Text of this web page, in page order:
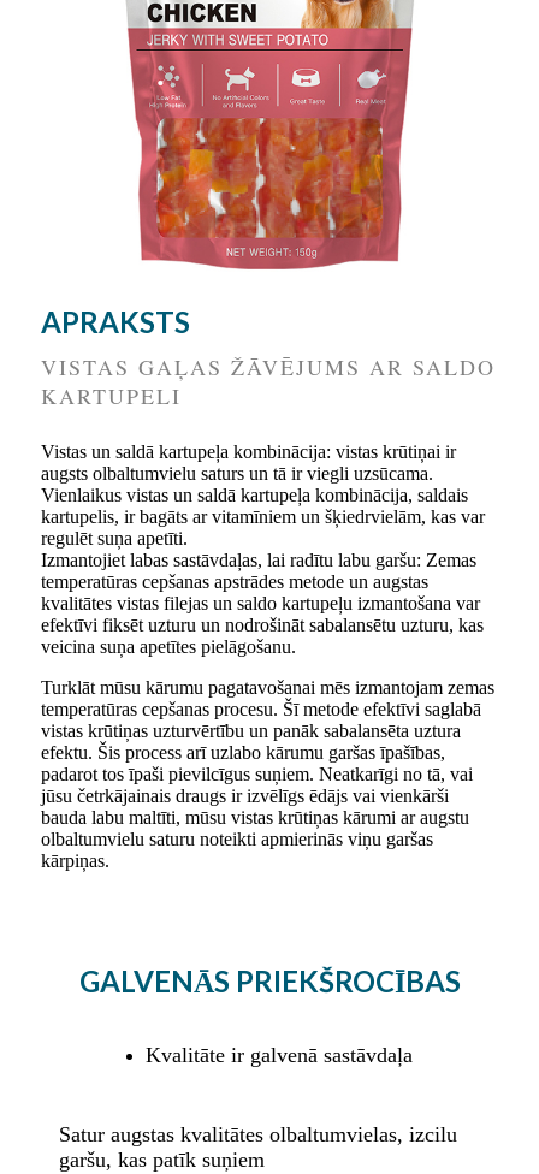
APRAKSTS
VISTAS GAĻAS ŽĀVĒJUMS AR SALDO
KARTUPELI
Vistas un saldā kartupeļa kombinācija: vistas krūtiņai ir
augsts olbaltumvielu saturs un tā ir viegli uzsūcama.
Vienlaikus vistas un saldā kartupeļa kombinācija, saldais
kartupelis, ir bagāts ar vitamīniem un šķiedrvielām, kas var
regulēt suņa apetīti.
Izmantojiet labas sastāvdaļas, lai radītu labu garšu: Zemas
temperatūras cepšanas apstrādes metode un augstas
kvalitātes vistas filejas un saldo kartupeļu izmantošana var
efektīvi fiksēt uzturu un nodrošināt sabalansētu uzturu, kas
veicina suņa apetītes pielāgošanu.
Turklāt mūsu kārumu pagatavošanai mēs izmantojam zemas
temperatūras cepšanas procesu. Šī metode efektīvi saglabā
vistas krūtiņas uzturvērtību un panāk sabalansēta uztura
efektu. Šis process arī uzlabo kārumu garšas īpašības,
padarot tos īpaši pievilcīgus suņiem. Neatkarīgi no tā, vai
jūsu četrkājainais draugs ir izvēlīgs ēdājs vai vienkārši
bauda labu maltīti, mūsu vistas krūtiņas kārumi ar augstu
olbaltumvielu saturu noteikti apmierinās viņu garšas
kārpiņas.
GALVENĀS PRIEKŠROCĪBAS
Kvalitāte ir galvenā sastāvdaļa
Satur augstas kvalitātes olbaltumvielas, izcilu
garšu, kas patīk suņiem